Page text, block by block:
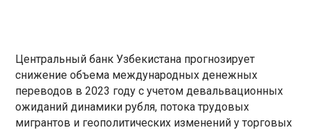
Центральный банк Узбекистана прогнозирует
снижение объема международных денежных
переводов в 2023 году с учетом девальвационных
ожиданий динамики рубля, потока трудовых
мигрантов и геополитических изменений у торговых